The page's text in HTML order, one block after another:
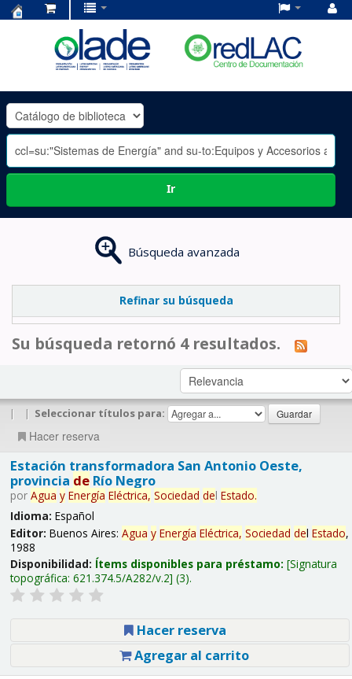
OLADE
-
Ir
Búsqueda avanzada
Refinar su búsqueda
Su búsqueda retornó 4 resultados.
| | Seleccionar títulos para:
Hacer reserva
Estación transformadora San Antonio Oeste,
provincia deRío Negro
por Agua y Energía Eléctrica, Sociedad del Estado.
Idioma: Español
Editor: Buenos Aires: Agua y Energía Eléctrica, Sociedad del Estado,
1988
Disponibilidad: Ítems disponibles para préstamo: Signatura
topográfica: 621.374.5/A282/v.2 (3).
Hacer reserva
Agregar al carrito